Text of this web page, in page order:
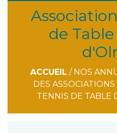
de
ACCUEIL / NOS
DES ASSOCIATIONS
TENNIS DE TABLE